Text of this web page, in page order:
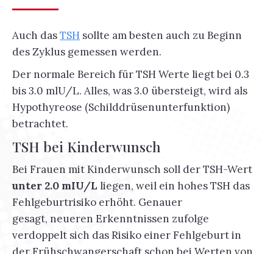
Auch dasTSH sollte am besten auch zu Beginn
des Zyklus gemessen werden.
Der normale Bereich für TSH Werte liegt bei 0.3
bis 3.0 mlU/L. Alles, was 3.0 übersteigt, wird als
Hypothyreose (Schilddrüsenunterfunktion)
betrachtet.
TSH bei Kinderwunsch
Bei Frauen mit Kinderwunsch soll der TSH-Wert
unter 2.0 mIU/L liegen, weil ein hohes TSH das
Fehlgeburtrisiko erhöht. Genauer
gesagt, neueren Erkenntnissen zufolge
verdoppelt sich das Risiko einer Fehlgeburt in